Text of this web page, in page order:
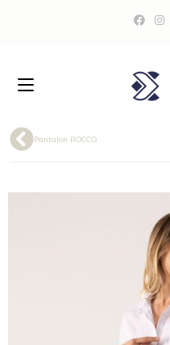
Pantalon ROCCO